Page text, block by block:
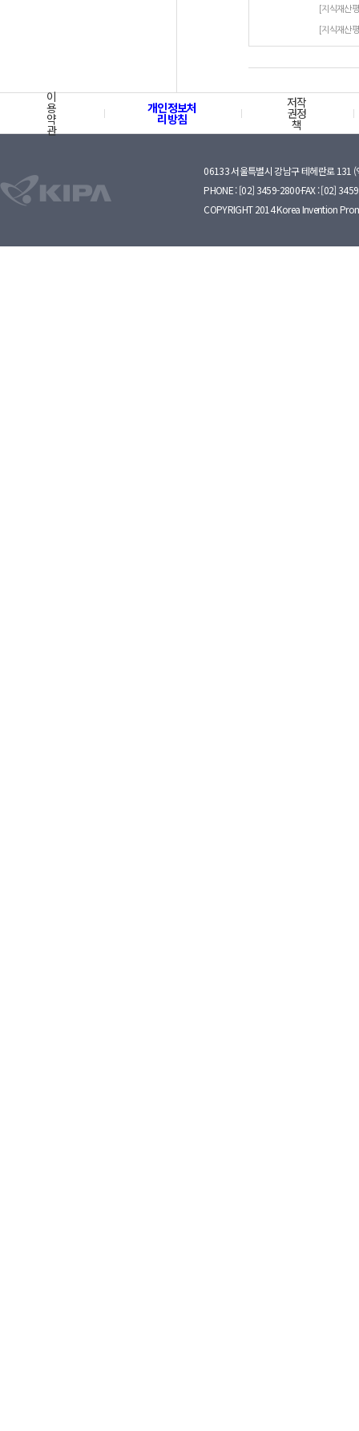
[지식재산
[지식재산
이
용
약
관
개인정보처
리방침
저작
권정
책
06133 서울특별시 강남구 테헤란로 131 (
PHONE : [02] 3459-2800·FAX : [02]
COPYRIGHT 2014 Korea Invention